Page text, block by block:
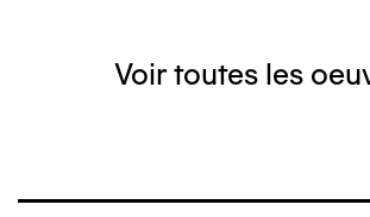
Voir toutes les